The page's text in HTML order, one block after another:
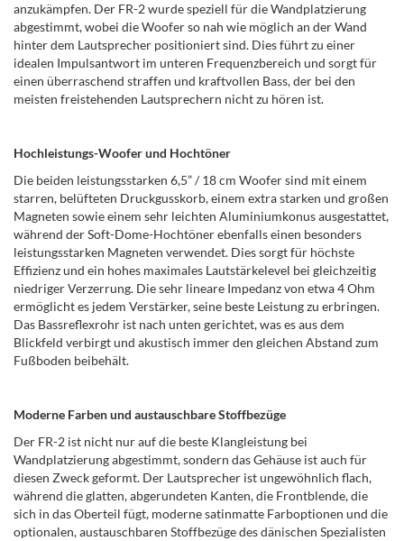
anzukämpfen. Der FR-2 wurde speziell für die Wandplatzierung
abgestimmt, wobei die Woofer so nah wie möglich an der Wand
hinter dem Lautsprecher positioniert sind. Dies führt zu einer
idealen Impulsantwort im unteren Frequenzbereich und sorgt für
einen überraschend straffen und kraftvollen Bass, der bei den
meisten freistehenden Lautsprechern nicht zu hören ist.
Hochleistungs-Woofer und Hochtöner
Die beiden leistungsstarken 6,5” / 18 cm Woofer sind mit einem
starren, belüfteten Druckgusskorb, einem extra starken und großen
Magneten sowie einem sehr leichten Aluminiumkonus ausgestattet,
während der Soft-Dome-Hochtöner ebenfalls einen besonders
leistungsstarken Magneten verwendet. Dies sorgt für höchste
Effizienz und ein hohes maximales Lautstärkelevel bei gleichzeitig
niedriger Verzerrung. Die sehr lineare Impedanz von etwa 4 Ohm
ermöglicht es jedem Verstärker, seine beste Leistung zu erbringen.
Das Bassreflexrohr ist nach unten gerichtet, was es aus dem
Blickfeld verbirgt und akustisch immer den gleichen Abstand zum
Fußboden beibehält.
Moderne Farben und austauschbare Stoffbezüge
Der FR-2 ist nicht nur auf die beste Klangleistung bei
Wandplatzierung abgestimmt, sondern das Gehäuse ist auch für
diesen Zweck geformt. Der Lautsprecher ist ungewöhnlich flach,
während die glatten, abgerundeten Kanten, die Frontblende, die
sich in das Oberteil fügt, moderne satinmatte Farboptionen und die
optionalen, austauschbaren Stoffbezüge des dänischen Spezialisten